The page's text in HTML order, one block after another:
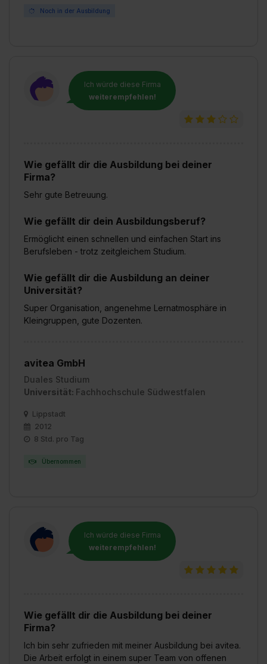
Noch in der Ausbildung
Ich würde diese Firma
weiterempfehlen!
Wie gefällt dir die Ausbildung bei deiner
Firma?
Sehr gute Betreuung.
Wie gefällt dir dein Ausbildungsberuf?
Ermöglicht einen schnellen und einfachen Start ins
Berufsleben - trotz zeitgleichem Studium.
Wie gefällt dir die Ausbildung an deiner
Universität?
Super Organisation, angenehme Lernatmosphäre in
Kleingruppen, gute Dozenten.
avitea GmbH
Duales Studium
Universität: Fachhochschule Südwestfalen
Lippstadt
2012
8 Std. pro Tag
Übernommen
Ich würde diese Firma
weiterempfehlen!
Wie gefällt dir die Ausbildung bei deiner
Firma?
Ich bin sehr zufrieden mit meiner Ausbildung bei avitea.
Die Arbeit erfolgt in einem super Team von offenen